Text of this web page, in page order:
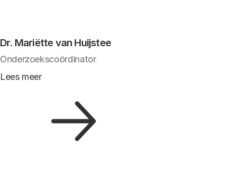
Dr. Mariëtte van Huijstee
Onderzoekscoördinator
Lees meer